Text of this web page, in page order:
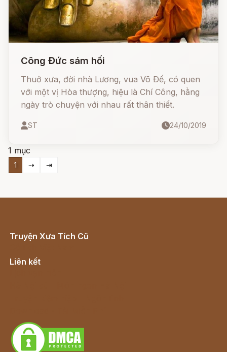
Công Đức sám hối
Thuở xưa, đời nhà Lương, vua Võ Ðế, có quen
với một vị Hòa thượng, hiệu là Chí Công, hằng
ngày trò chuyện với nhau rất thân thiết.
ST 24/10/2019
1 mục
1 ⇢ ⇥
Truyện Xưa Tích Cũ
Liên kết